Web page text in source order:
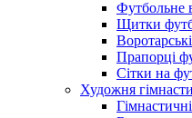
Футбольне
Щитки
Прапорці
Сітки на
Художня